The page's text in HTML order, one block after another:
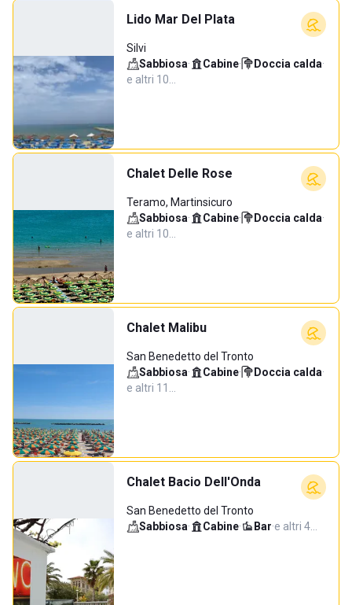
Lido Mar Del Plata
Silvi
Sabbiosa· Cabine· Doccia calda·
e altri 10…
Chalet Delle Rose
Teramo, Martinsicuro
Sabbiosa· Cabine· Doccia calda·
e altri 10…
Chalet Malibu
San Benedetto del Tronto
Sabbiosa· Cabine· Doccia calda·
e altri 11…
Chalet Bacio Dell'Onda
San Benedetto del Tronto
Sabbiosa· Cabine· Bar·e altri 4…